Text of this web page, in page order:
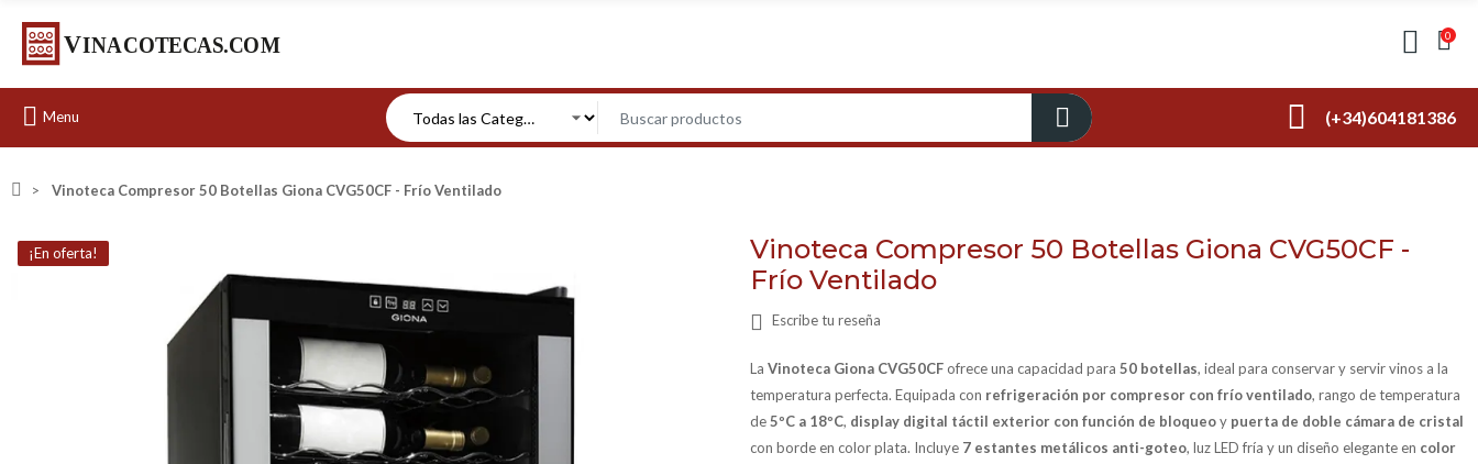
0
Menu (+34)604181386
Vinoteca Compresor 50 Botellas Giona CVG50CF - Frío Ventilado
¡En oferta!
Vinoteca Compresor 50 Botellas Giona CVG50CF -
Frío Ventilado
Escribe tu reseña
La Vinoteca Giona CVG50CF ofrece una capacidad para 50 botellas, ideal para conservar y servir vinos a la
temperatura perfecta. Equipada con refrigeración por compresor con frío ventilado, rango de temperatura
de5ºC a 18ºC, display digital táctil exterior con función de bloqueoy puerta de doble cámara de cristal
con borde en color plata. Incluye 7 estantes metálicos anti-goteo, luz LED fría y un diseño elegante en color